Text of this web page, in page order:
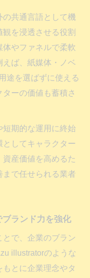
共通言語として機
を浸透させる役割
体やファネルで柔軟
ば、紙媒体・ノベ
途を選ばずに使える
ーの価値も蓄積さ
期的な運用に終始
してキャラクター
産価値を高めるた
で任せられる業者
ランド力を強化
とで、企業のブラン
illustratorのような
とに企業理念やタ